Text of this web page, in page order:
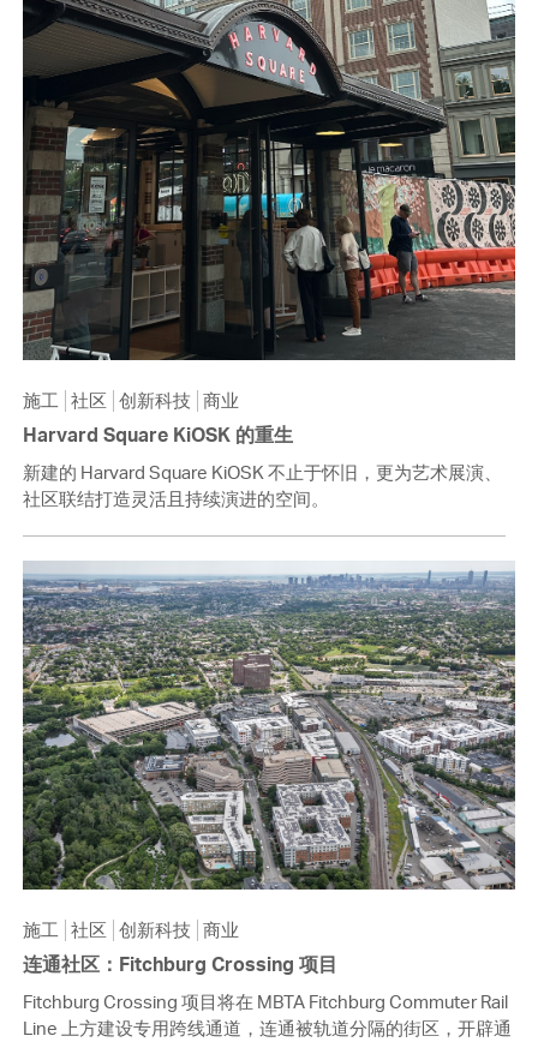
施工 社区 创新科技 商业
Harvard Square KiOSK 的重生
新建的 Harvard Square KiOSK 不止于怀旧，更为艺术展演、
社区联结打造灵活且持续演进的空间。
施工 社区 创新科技 商业
连通社区：Fitchburg Crossing 项目
Fitchburg Crossing 项目将在 MBTA Fitchburg Commuter Rail
Line 上方建设专用跨线通道，连通被轨道分隔的街区，开辟通